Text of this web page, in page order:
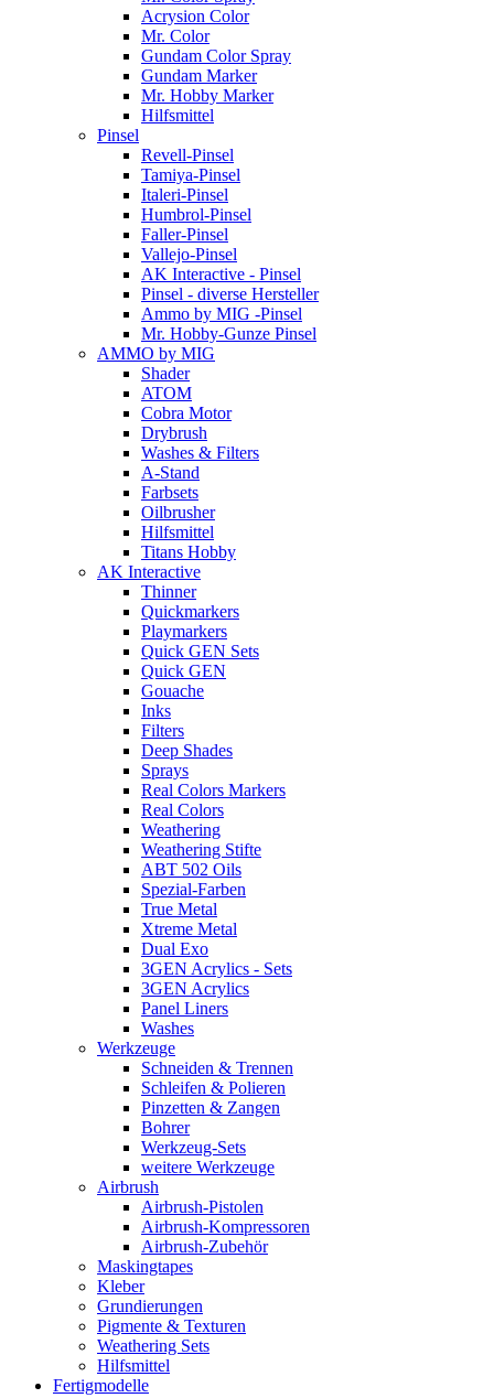
Acrysion Color
Mr. Color
Gundam Color Spray
Gundam Marker
Mr. Hobby Marker
Hilfsmittel
Pinsel
Revell-Pinsel
Tamiya-Pinsel
Italeri-Pinsel
Humbrol-Pinsel
Faller-Pinsel
Vallejo-Pinsel
AK Interactive - Pinsel
Pinsel - diverse Hersteller
Ammo by MIG -Pinsel
Mr. Hobby-Gunze Pinsel
AMMO by MIG
Shader
ATOM
Cobra Motor
Drybrush
Washes & Filters
A-Stand
Farbsets
Oilbrusher
Hilfsmittel
Titans Hobby
AK Interactive
Thinner
Quickmarkers
Playmarkers
Quick GEN Sets
Quick GEN
Gouache
Inks
Filters
Deep Shades
Sprays
Real Colors Markers
Real Colors
Weathering
Weathering Stifte
ABT 502 Oils
Spezial-Farben
True Metal
Xtreme Metal
Dual Exo
3GEN Acrylics - Sets
3GEN Acrylics
Panel Liners
Washes
Werkzeuge
Schneiden & Trennen
Schleifen & Polieren
Pinzetten & Zangen
Bohrer
Werkzeug-Sets
weitere Werkzeuge
Airbrush
Airbrush-Pistolen
Airbrush-Kompressoren
Airbrush-Zubehör
Maskingtapes
Kleber
Grundierungen
Pigmente & Texturen
Weathering Sets
Hilfsmittel
Fertigmodelle